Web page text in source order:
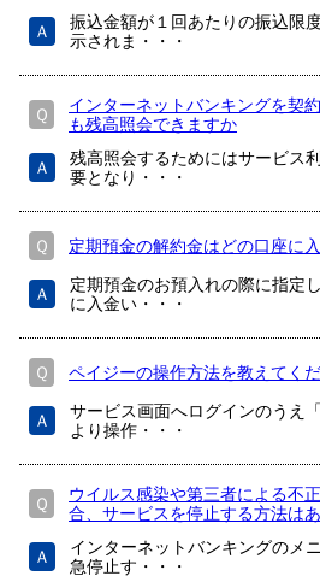
Ａ
振込金額が１回あたりの振込限
示されま・・・
Ｑ
インターネットバンキングを契
も残高照会できますか
Ａ
残高照会するためにはサービス
要となり・・・
Ｑ 定期預金の解約金はどの口座に
Ａ
定期預金のお預入れの際に指定
に入金い・・・
Ｑ ペイジーの操作方法を教えてく
Ａ
サービス画面へログインのうえ
より操作・・・
Ｑ
ウイルス感染や第三者による不
合、サービスを停止する方法は
Ａ
インターネットバンキングのメ
急停止す・・・